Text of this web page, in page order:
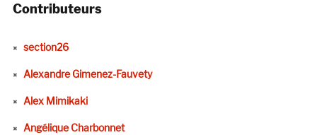
Contributeurs
section26
Alexandre Gimenez-Fauvety
Alex Mimikaki
Angélique Charbonnet